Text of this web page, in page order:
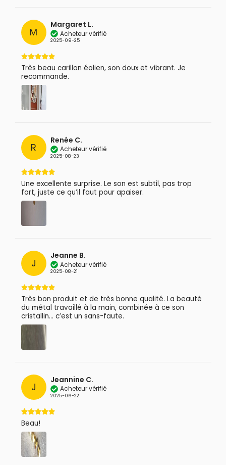
M
Margaret L.
Acheteur vérifié
2025-09-25
Très beau carillon éolien, son doux et vibrant. Je
recommande.
R
Renée C.
Acheteur vérifié
2025-08-23
Une excellente surprise. Le son est subtil, pas trop
fort, juste ce qu’il faut pour apaiser.
J
Jeanne B.
Acheteur vérifié
2025-08-21
Très bon produit et de très bonne qualité. La beauté
du métal travaillé à la main, combinée à ce son
cristallin… c’est un sans-faute.
J
Jeannine C.
Acheteur vérifié
2025-06-22
Beau!